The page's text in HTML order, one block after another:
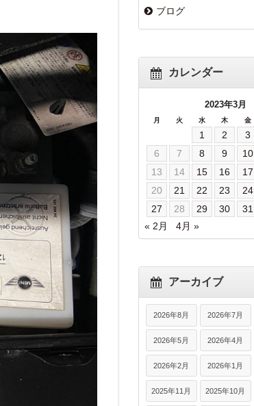
ブログ
カレンダー
2023年3月
月 火 水 木 金
1 2 3
6
7 8 9 10
13
14 15 16 17
20
21 22 23 24
27
28 29 30
31
« 2月
4月 »
アーカイブ
2026年8月 2026年7月
2026年5月 2026年4月
2026年2月 2026年1月
2025年11月 2025年10月